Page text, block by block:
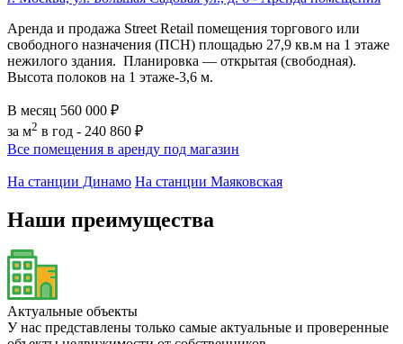
Аренда и продажа Street Retail помещения торгового или
свободного назначения (ПСН) площадью 27,9 кв.м на 1 этаже
нежилого здания. Планировка — открытая (свободная).
Высота полоков на 1 этаже-3,6 м.
В месяц 560 000 ₽
за м2 в год - 240 860 ₽
Все помещения в аренду под магазин
На станции Динамо На станции Маяковская
Наши преимущества
Актуальные объекты
У нас представлены только самые актуальные и проверенные